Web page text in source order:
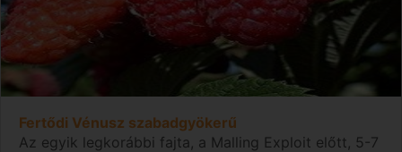
Fertődi Vénusz szabadgyökerű
Az egyik legkorábbi fajta, a Malling Exploit előtt, 5-7